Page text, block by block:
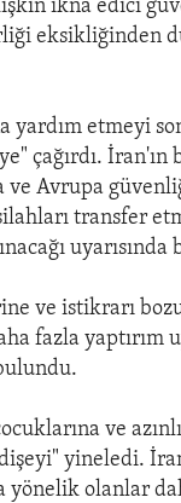
ikna edici
eksikliğinden
yardım etmeyi
çağırdı. İran'ın
ve Avrupa
transfer
uyarısında
ve istikrarı
fazla yaptırım
ve
yineledi.
yönelik olanlar